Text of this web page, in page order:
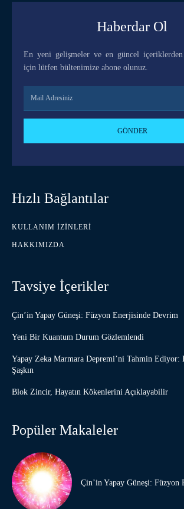
Haberdar Ol
En yeni gelişmeler ve en güncel
için lütfen bültenimize abone olunuz.
GÖNDER
Hızlı Bağlantılar
KULLANIM İZINLERI
HAKKIMIZDA
Tavsiye İçerikler
Çin’in Yapay Güneşi: Füzyon Enerjisinde Devrim
Yeni Bir Kuantum Durum Gözlemlendi
Yapay Zeka Marmara Depremi’ni Tahmin Ediyor:
Şaşkın
Blok Zincir, Hayatın Kökenlerini Açıklayabilir
Popüler Makaleler
Çin’in Yapay Güneşi: Füzyon